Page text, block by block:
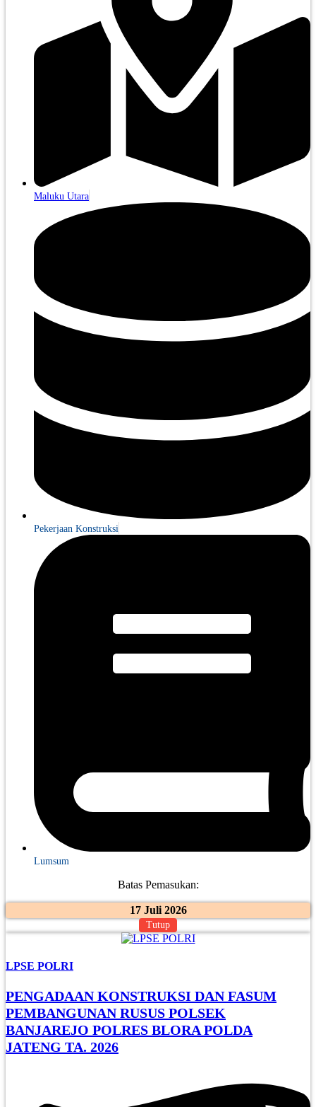
Maluku Utara
Pekerjaan Konstruksi
Lumsum
Batas Pemasukan:
17 Juli 2026
Tutup
LPSE POLRI
PENGADAAN KONSTRUKSI DAN FASUM
PEMBANGUNAN RUSUS POLSEK
BANJAREJO POLRES BLORA POLDA
JATENG TA. 2026